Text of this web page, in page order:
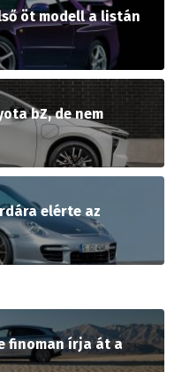
öt modell a listán
bZ, de nem
elérte az
finoman írja át a